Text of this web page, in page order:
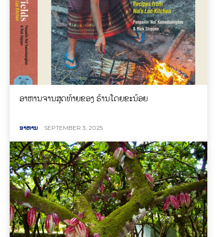
ອາຫານຈານສຸດທ້າຍຂອງ ຮ້ານໂດຍຂະນ້ອຍ
ອາຫານ SEPTEMBER 3, 2025